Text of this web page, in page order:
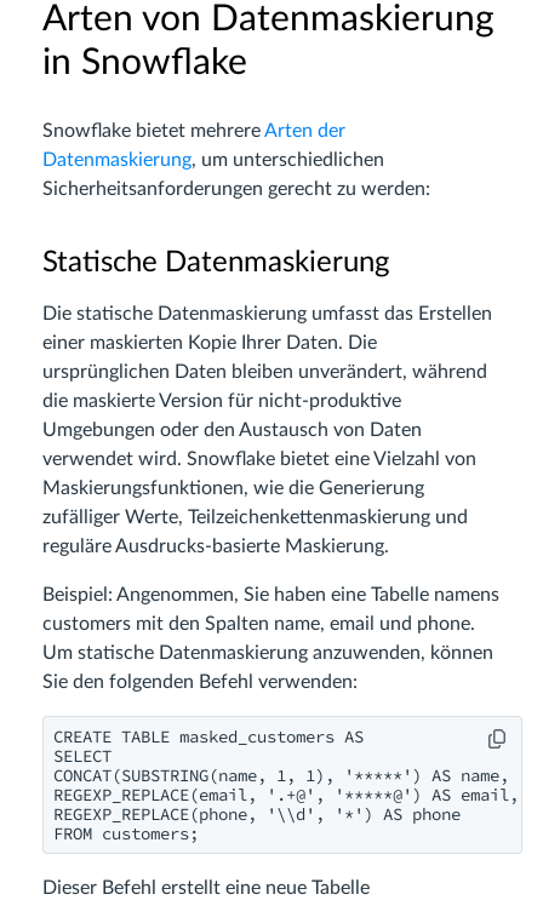
Arten von Datenmaskierung
in Snowflake
Snowflake bietet mehrereArten der
Datenmaskierung, um unterschiedlichen
Sicherheitsanforderungen gerecht zu werden:
Statische Datenmaskierung
Die statische Datenmaskierung umfasst das Erstellen
einer maskierten Kopie Ihrer Daten. Die
ursprünglichen Daten bleiben unverändert, während
die maskierte Version für nicht-produktive
Umgebungen oder den Austausch von Daten
verwendet wird. Snowflake bietet eine Vielzahl von
Maskierungsfunktionen, wie die Generierung
zufälliger Werte, Teilzeichenkettenmaskierung und
reguläre Ausdrucks-basierte Maskierung.
Beispiel: Angenommen, Sie haben eine Tabelle namens
customers mit den Spalten name, email und phone.
Um statische Datenmaskierung anzuwenden, können
Sie den folgenden Befehl verwenden:
CREATE TABLE masked_customers AS
SELECT
CONCAT(SUBSTRING(name, 1, 1), '*****') AS name,
REGEXP_REPLACE(email, '.+@', '*****@') AS email,
REGEXP_REPLACE(phone, '\\d', '*') AS phone
FROM customers;
Dieser Befehl erstellt eine neue Tabelle